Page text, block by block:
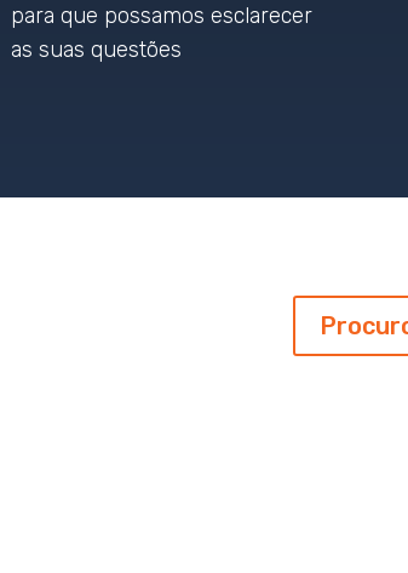
para que possamos esclarecer
as suas questões